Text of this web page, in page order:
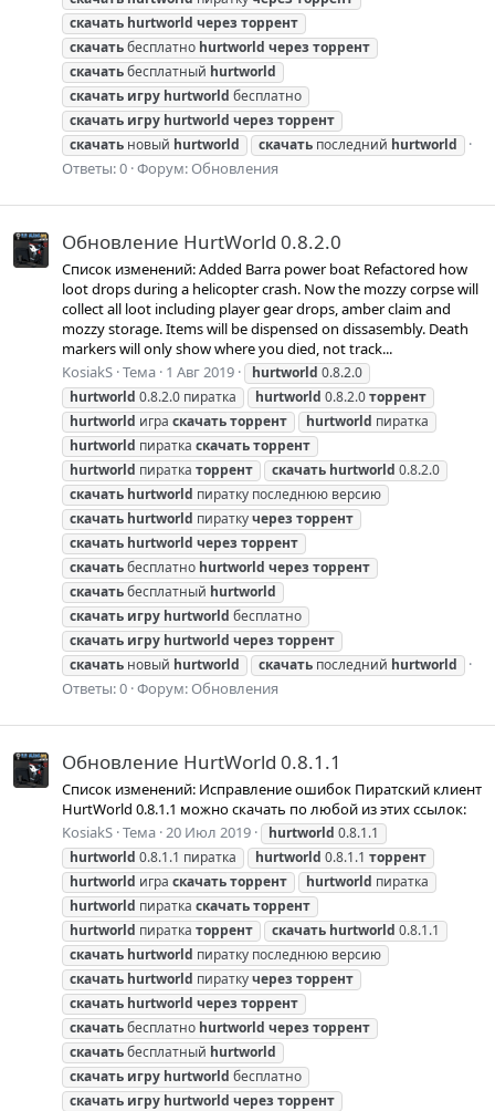
скачать hurtworld через торрент
скачатьбесплатно hurtworld через торрент
скачатьбесплатный hurtworld
скачать игру hurtworld бесплатно
скачать игру hurtworld через торрент
скачать новый hurtworld скачать последний hurtworld
Ответы: 0 Форум:Обновления
Обновление HurtWorld 0.8.2.0
Список изменений: Added Barra power boat Refactored how
loot drops during a helicopter crash. Now the mozzy corpse will
collect all loot including player gear drops, amber claim and
mozzy storage. Items will be dispensed on dissasembly. Death
markers will only show where you died, not track...
KosiakS Тема 1 Авг 2019 hurtworld 0.8.2.0
hurtworld 0.8.2.0 пиратка hurtworld 0.8.2.0торрент
hurtworld игра скачатьторрент hurtworld пиратка
hurtworld пиратка скачатьторрент
hurtworld пиратка торрент скачать hurtworld 0.8.2.0
скачать hurtworld пиратку последнюю версию
скачать hurtworld пираткучерез торрент
скачать hurtworld через торрент
скачатьбесплатно hurtworld через торрент
скачатьбесплатный hurtworld
скачать игру hurtworld бесплатно
скачать игру hurtworld через торрент
скачать новый hurtworld скачать последний hurtworld
Ответы: 0 Форум:Обновления
Обновление HurtWorld 0.8.1.1
Список изменений: Исправление ошибок Пиратский клиент
HurtWorld 0.8.1.1 можно скачать по любой из этих ссылок:
KosiakS Тема 20 Июл 2019 hurtworld 0.8.1.1
hurtworld 0.8.1.1 пиратка hurtworld 0.8.1.1 торрент
hurtworld игра скачатьторрент hurtworld пиратка
hurtworld пиратка скачатьторрент
hurtworld пиратка торрент скачать hurtworld 0.8.1.1
скачать hurtworld пиратку последнюю версию
скачать hurtworld пираткучерез торрент
скачать hurtworld через торрент
скачатьбесплатно hurtworld через торрент
скачатьбесплатный hurtworld
скачать игру hurtworld бесплатно
скачать игру hurtworld через торрент